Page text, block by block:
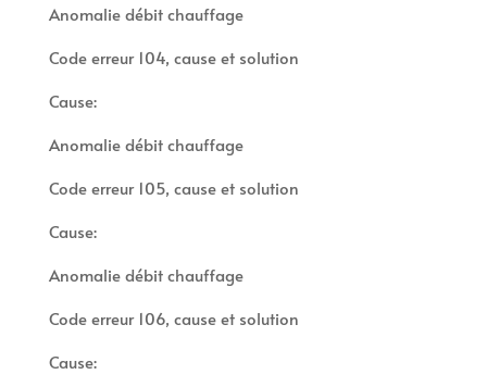
Anomalie débit chauffage
Code erreur 104, cause et solution
Cause:
Anomalie débit chauffage
Code erreur 105, cause et solution
Cause:
Anomalie débit chauffage
Code erreur 106, cause et solution
Cause: